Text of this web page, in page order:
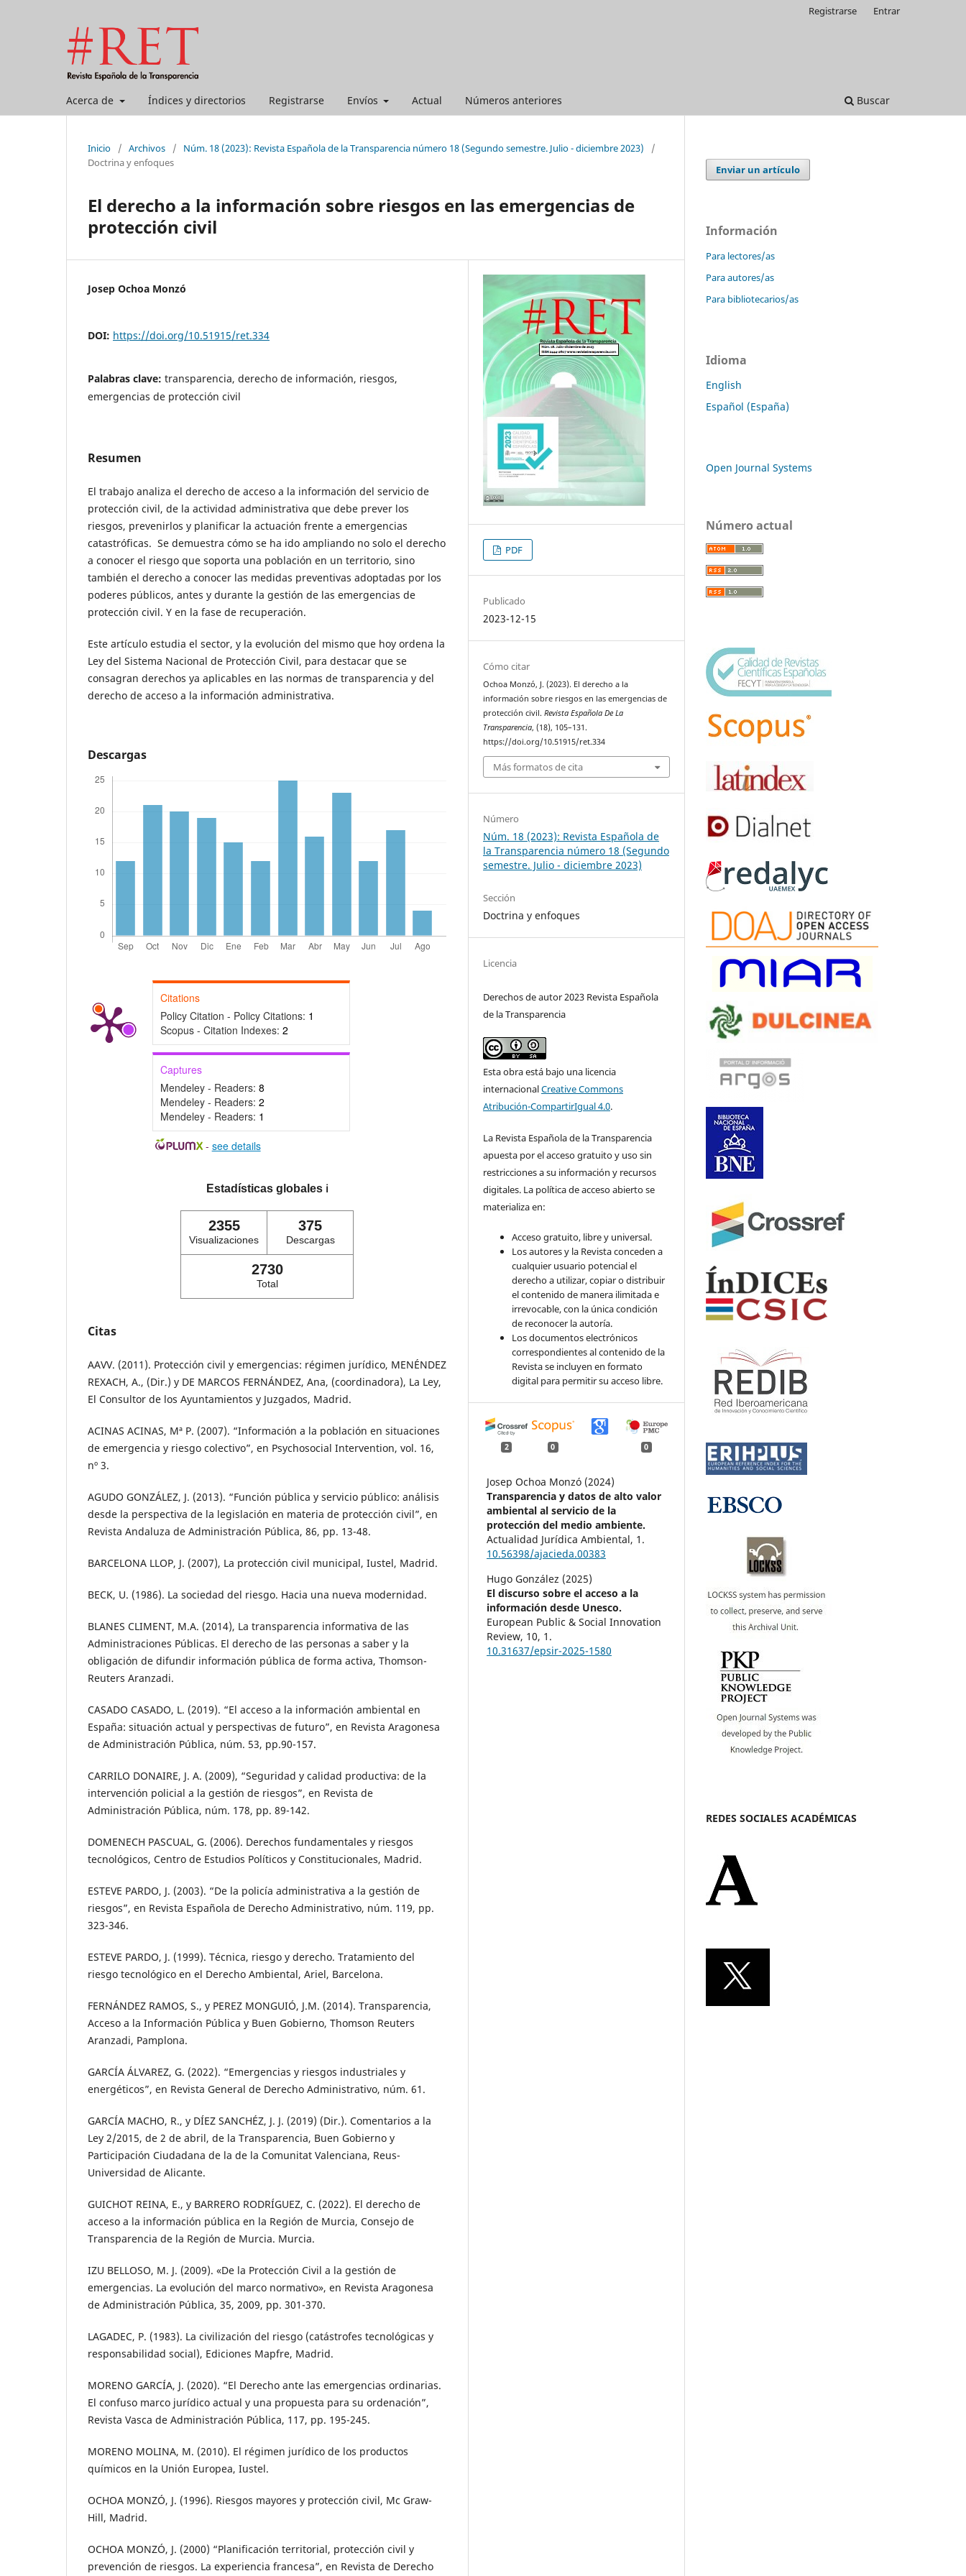
Acerca de Índices y directorios Registrarse Envíos Actual Números anteriores Buscar
Registrarse Entrar
Inicio / Archivos / Núm. 18 (2023): Revista Española de la Transparencia número 18 (Segundo semestre. Julio - diciembre 2023)
/
Doctrina y enfoques
El derecho a la información sobre riesgos en las emergencias de
protección civil
Josep Ochoa Monzó
DOI: https://doi.org/10.51915/ret.334
Palabras clave: transparencia, derecho de información, riesgos,
emergencias de protección civil
Resumen
El trabajo analiza el derecho de acceso a la información del servicio de
protección civil, de la actividad administrativa que debe prever los
riesgos, prevenirlos y planificar la actuación frente a emergencias
catastróficas. Se demuestra cómo se ha ido ampliando no solo el derecho
a conocer el riesgo que soporta una población en un territorio, sino
también el derecho a conocer las medidas preventivas adoptadas por los
poderes públicos, antes y durante la gestión de las emergencias de
protección civil. Y en la fase de recuperación.
Este artículo estudia el sector, y la evolución del mismo que hoy ordena la
Ley del Sistema Nacional de Protección Civil, para destacar que se
consagran derechos ya aplicables en las normas de transparencia y del
derecho de acceso a la información administrativa.
Descargas
Citations
Policy Citation - Policy Citations: 1
Scopus - Citation Indexes: 2
Captures
Mendeley - Readers: 8
Mendeley - Readers: 2
Mendeley - Readers: 1
- see details
Estadísticas globales ℹ️
2355
Visualizaciones
375
Descargas
2730
Total
Citas
AAVV. (2011). Protección civil y emergencias: régimen jurídico, MENÉNDEZ
REXACH, A., (Dir.) y DE MARCOS FERNÁNDEZ, Ana, (coordinadora), La Ley,
El Consultor de los Ayuntamientos y Juzgados, Madrid.
ACINAS ACINAS, Mª P. (2007). “Información a la población en situaciones
de emergencia y riesgo colectivo”, en Psychosocial Intervention, vol. 16,
nº 3.
AGUDO GONZÁLEZ, J. (2013). “Función pública y servicio público: análisis
desde la perspectiva de la legislación en materia de protección civil”, en
Revista Andaluza de Administración Pública, 86, pp. 13-48.
BARCELONA LLOP, J. (2007), La protección civil municipal, Iustel, Madrid.
BECK, U. (1986). La sociedad del riesgo. Hacia una nueva modernidad.
BLANES CLIMENT, M.A. (2014), La transparencia informativa de las
Administraciones Públicas. El derecho de las personas a saber y la
obligación de difundir información pública de forma activa, Thomson-
Reuters Aranzadi.
CASADO CASADO, L. (2019). “El acceso a la información ambiental en
España: situación actual y perspectivas de futuro”, en Revista Aragonesa
de Administración Pública, núm. 53, pp.90-157.
CARRILO DONAIRE, J. A. (2009), “Seguridad y calidad productiva: de la
intervención policial a la gestión de riesgos”, en Revista de
Administración Pública, núm. 178, pp. 89-142.
DOMENECH PASCUAL, G. (2006). Derechos fundamentales y riesgos
tecnológicos, Centro de Estudios Políticos y Constitucionales, Madrid.
ESTEVE PARDO, J. (2003). “De la policía administrativa a la gestión de
riesgos”, en Revista Española de Derecho Administrativo, núm. 119, pp.
323-346.
ESTEVE PARDO, J. (1999). Técnica, riesgo y derecho. Tratamiento del
riesgo tecnológico en el Derecho Ambiental, Ariel, Barcelona.
FERNÁNDEZ RAMOS, S., y PEREZ MONGUIÓ, J.M. (2014). Transparencia,
Acceso a la Información Pública y Buen Gobierno, Thomson Reuters
Aranzadi, Pamplona.
GARCÍA ÁLVAREZ, G. (2022). “Emergencias y riesgos industriales y
energéticos”, en Revista General de Derecho Administrativo, núm. 61.
GARCÍA MACHO, R., y DÍEZ SANCHÉZ, J. J. (2019) (Dir.). Comentarios a la
Ley 2/2015, de 2 de abril, de la Transparencia, Buen Gobierno y
Participación Ciudadana de la de la Comunitat Valenciana, Reus-
Universidad de Alicante.
GUICHOT REINA, E., y BARRERO RODRÍGUEZ, C. (2022). El derecho de
acceso a la información pública en la Región de Murcia, Consejo de
Transparencia de la Región de Murcia. Murcia.
IZU BELLOSO, M. J. (2009). «De la Protección Civil a la gestión de
emergencias. La evolución del marco normativo», en Revista Aragonesa
de Administración Pública, 35, 2009, pp. 301-370.
LAGADEC, P. (1983). La civilización del riesgo (catástrofes tecnológicas y
responsabilidad social), Ediciones Mapfre, Madrid.
MORENO GARCÍA, J. (2020). “El Derecho ante las emergencias ordinarias.
El confuso marco jurídico actual y una propuesta para su ordenación”,
Revista Vasca de Administración Pública, 117, pp. 195-245.
MORENO MOLINA, M. (2010). El régimen jurídico de los productos
químicos en la Unión Europea, Iustel.
OCHOA MONZÓ, J. (1996). Riesgos mayores y protección civil, Mc Graw-
Hill, Madrid.
OCHOA MONZÓ, J. (2000) “Planificación territorial, protección civil y
prevención de riesgos. La experiencia francesa”, en Revista de Derecho
PDF
Publicado
2023-12-15
Cómo citar
Ochoa Monzó, J. (2023). El derecho a la
información sobre riesgos en las emergencias de
protección civil.Revista Española De La
Transparencia, (18), 105–131.
https://doi.org/10.51915/ret.334
Más formatos de cita
Número
Núm. 18 (2023): Revista Española de
la Transparencia número 18 (Segundo
semestre. Julio - diciembre 2023)
Sección
Doctrina y enfoques
Licencia
Derechos de autor 2023 Revista Española
de la Transparencia
Esta obra está bajo una licencia
internacionalCreative Commons
Atribución-CompartirIgual 4.0.
La Revista Española de la Transparencia
apuesta por el acceso gratuito y uso sin
restricciones a su información y recursos
digitales. La política de acceso abierto se
materializa en:
Acceso gratuito, libre y universal.
Los autores y la Revista conceden a
cualquier usuario potencial el
derecho a utilizar, copiar o distribuir
el contenido de manera ilimitada e
irrevocable, con la única condición
de reconocer la autoría.
Los documentos electrónicos
correspondientes al contenido de la
Revista se incluyen en formato
digital para permitir su acceso libre.
2 0 0
Josep Ochoa Monzó (2024)
Transparencia y datos de alto valor
ambiental al servicio de la
protección del medio ambiente.
Actualidad Jurídica Ambiental, 1.
10.56398/ajacieda.00383
Hugo González (2025)
El discurso sobre el acceso a la
información desde Unesco.
European Public & Social Innovation
Review, 10, 1.
10.31637/epsir-2025-1580
Enviar un artículo
Información
Para lectores/as
Para autores/as
Para bibliotecarios/as
Idioma
English
Español (España)
Open Journal Systems
Número actual
REDES SOCIALES ACADÉMICAS